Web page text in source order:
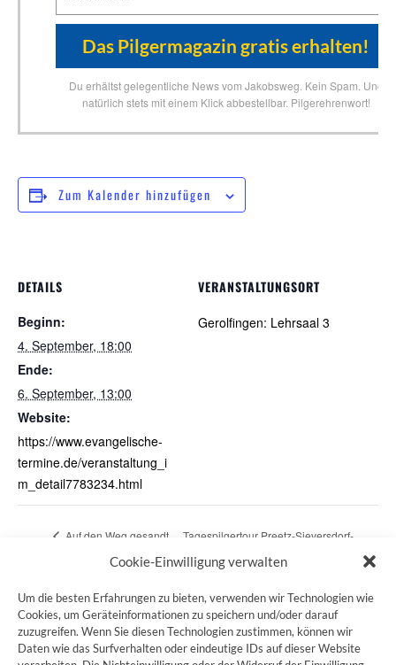
Cookie-Einwilligung verwalten
Um die besten Erfahrungen zu bieten, verwenden wir Technologien wie
Cookies, um Geräteinformationen zu speichern und/oder darauf
zuzugreifen. Wenn Sie diesen Technologien zustimmen, können wir
Daten wie das Surfverhalten oder eindeutige IDs auf dieser Website
Du erhältst gelegentliche News vom Jakobsweg. Kein Spam. Und
natürlich stets mit einem Klick abbestellbar. Pilgerehrenwort!
Zum Kalender hinzufügen
DETAILS
Beginn:
4. September, 18:00
Ende:
6. September, 13:00
Website:
https://www.evangelische-
termine.de/veranstaltung_i
m_detail7783234.html
VERANSTALTUNGSORT
Gerolfingen: Lehrsaal 3
Auf den Weg gesandt
– Pilgersegnung
Tagespilgertour Preetz-Sieversdorf-
Kapelle Neuwühren-Preetz 17 km
ZUM JAKOBSWEG SHOP